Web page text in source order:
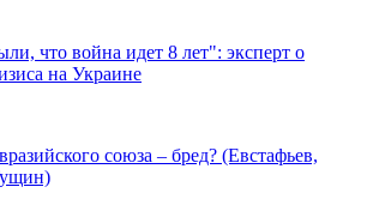
что война идет 8 лет": эксперт о
на Украине
союза – бред? (Евстафьев,